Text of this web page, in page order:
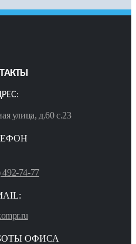
улица, д.60 с.23
492-74-77
ОФИСА